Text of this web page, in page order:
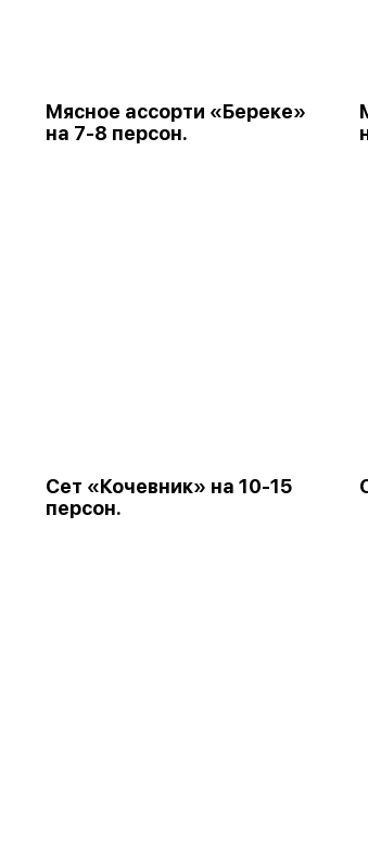
Мясное ассорти «Береке»
на 7-8 персон.
Сет «Кочевник» на 10-15
персон.